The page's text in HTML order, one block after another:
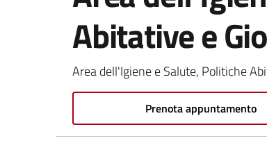
Abitative e
Area dell'Igiene e Salute, Politiche
Prenota appuntamento